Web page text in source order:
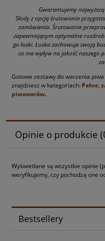
Gwarantujemy
Słody z opcją śrutowania
zamówienia. Śrutowanie
zapewniającym optymalne
go łuski. Łuska zachowuje swoją
co ma wpływ na jakość naszego
Gotowe zestawy do warzenia
znajdziesz w kategoriach: Pełne,
piwowarów.
Opinie o produkcie
Wyświetlane są wszystkie opinie
weryfikujemy, czy pochodzą one
Bestsellery